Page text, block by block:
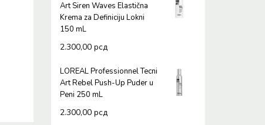
Art Siren Waves Elastična
Krema za Definiciju Lokni
150 mL
2.300,00 рсд
LOREAL Professionnel Tecni
Art Rebel Push-Up Puder u
Peni 250 mL
2.300,00 рсд